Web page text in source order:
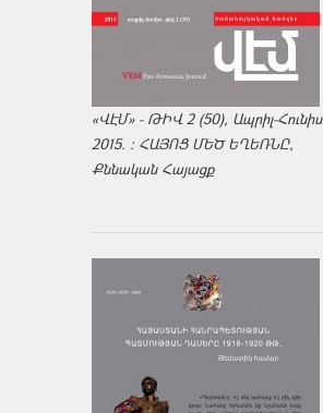
«ՎԷՄ» - ԹԻՎ 2 (50), Ապրիլ-Հունիս
2015. : ՀԱՅՈՑ ՄԵԾ ԵՂԵՌՆԸ,
Քննական Հայացք